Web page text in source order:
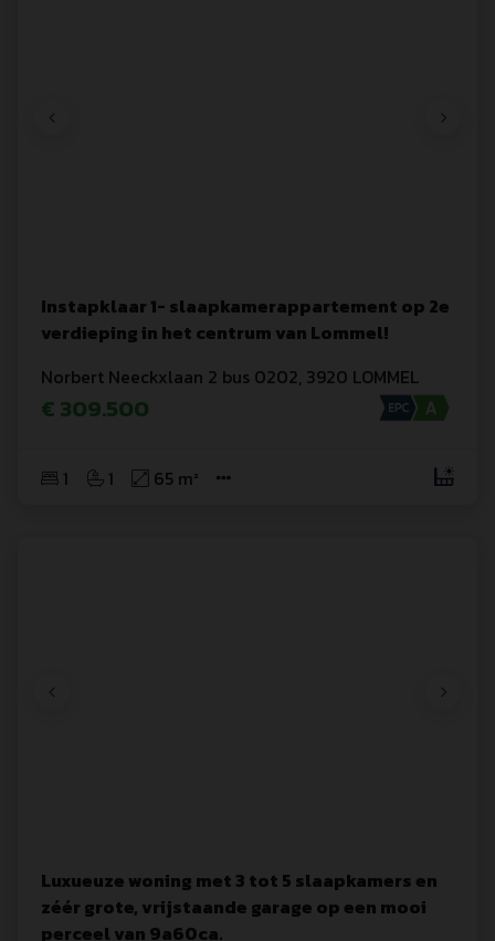
Instapklaar 1- slaapkamerappartement op 2e
verdieping in het centrum van Lommel!
Norbert Neeckxlaan 2 bus 0202, 3920 LOMMEL
€ 309.500
1 1 65 m²
Luxueuze woning met 3 tot 5 slaapkamers en
zéér grote, vrijstaande garage op een mooi
perceel van 9a60ca.